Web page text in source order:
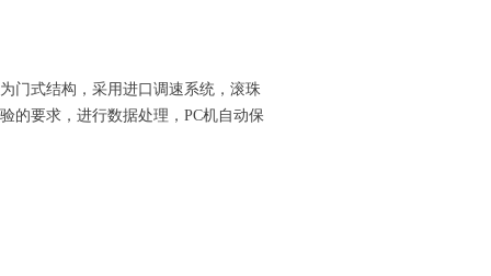
门式结构，采用进口调速系统，滚珠
的要求，进行数据处理，PC机自动保